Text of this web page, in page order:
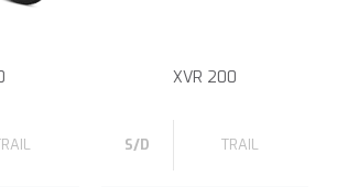
XVR 200
S/D TRAIL